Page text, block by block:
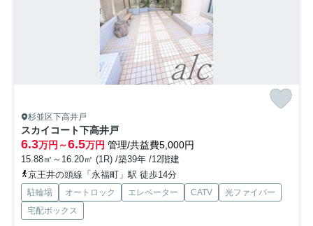
杉並区下高井戸
スカイコート下高井戸
6.3万円～6.5万円 管理/共益費5,000円
15.88㎡～16.20㎡ (1R) /築39年 /12階建
京王井の頭線「永福町」駅 徒歩14分
駐輪場 オートロック エレベーター CATV
光ファイバー
宅配ボックス